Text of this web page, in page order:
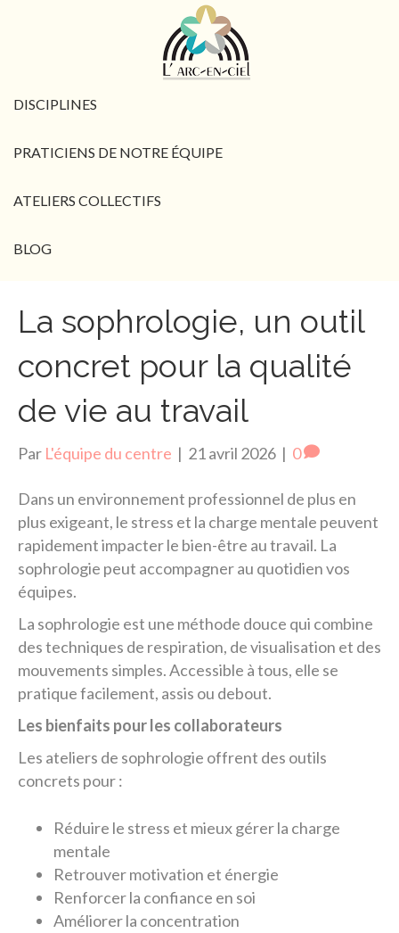
DISCIPLINES
PRATICIENS DE NOTRE ÉQUIPE
ATELIERS COLLECTIFS
BLOG
La sophrologie, un outil
concret pour la qualité
de vie au travail
Par L'équipe du centre | 21 avril 2026 | 0
Dans un environnement professionnel de plus en
plus exigeant, le stress et la charge mentale peuvent
rapidement impacter le bien-être au travail. La
sophrologie peut accompagner au quotidien vos
équipes.
La sophrologie est une méthode douce qui combine
des techniques de respiration, de visualisation et des
mouvements simples. Accessible à tous, elle se
pratique facilement, assis ou debout.
Les bienfaits pour les collaborateurs
Les ateliers de sophrologie offrent des outils
concrets pour :
Réduire le stress et mieux gérer la charge
mentale
Retrouver motivation et énergie
Renforcer la confiance en soi
Améliorer la concentration